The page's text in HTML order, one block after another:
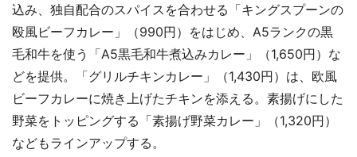
込み、独自配合のスパイスを合わせる「キングスプーンの
殴風ビーフカレー」（990円）をはじめ、A5ランクの黒
毛和牛を使う「A5黒毛和牛煮込みカレー」（1,650円）な
どを提供。「グリルチキンカレー」（1,430円）は、欧風
ビーフカレーに焼き上げたチキンを添える。素揚げにした
野菜をトッピングする「素揚げ野菜カレー」（1,320円）
などもラインアップする。